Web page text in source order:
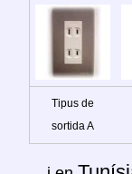
Tipus de
sortida A